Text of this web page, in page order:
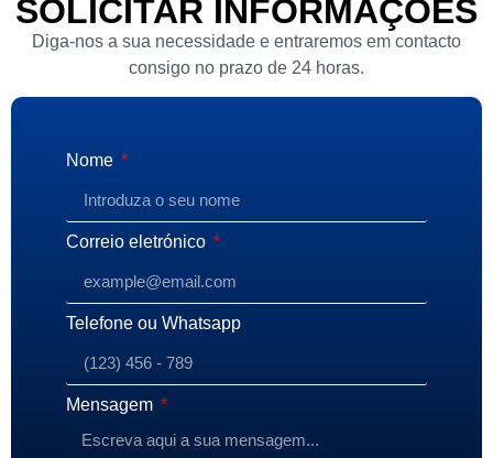
SOLICITAR INFORMAÇÕES
Diga-nos a sua necessidade e entraremos em contacto
consigo no prazo de 24 horas.
Nome
Correio eletrónico
Telefone ou Whatsapp
Mensagem